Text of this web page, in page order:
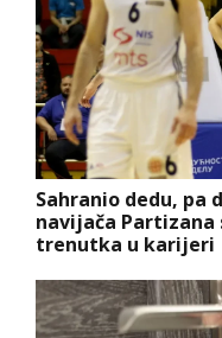
Sahranio dedu, pa
navijača
trenutka u karijeri